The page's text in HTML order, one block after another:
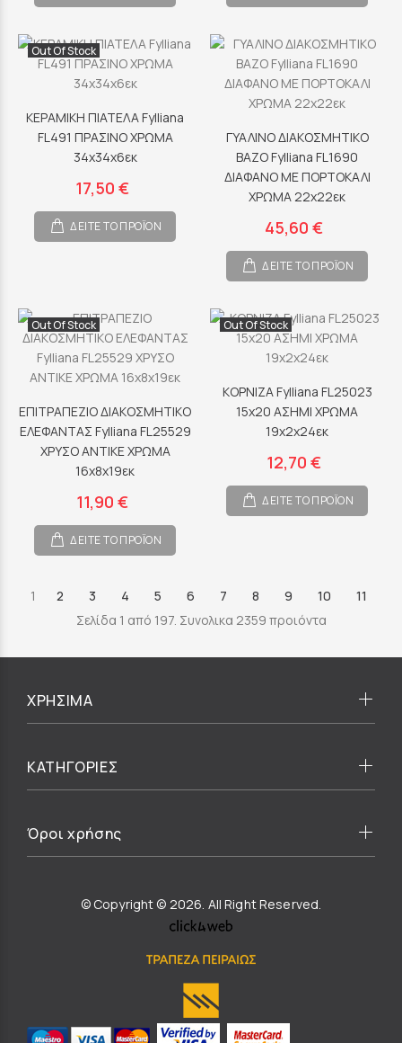
Out Of Stock
ΚΕΡΑΜΙΚΗ ΠΙΑΤΕΛΑ Fylliana
FL491 ΠΡΑΣΙΝΟ ΧΡΩΜΑ
34x34x6εκ
17,50 €
ΔΕΙΤΕ ΤΟ ΠΡΟΪΟΝ
ΓΥΑΛΙΝΟ ΔΙΑΚΟΣΜΗΤΙΚΟ
ΒΑΖΟ Fylliana FL1690
ΔΙΑΦΑΝΟ ΜΕ ΠΟΡΤΟΚΑΛΙ
ΧΡΩΜΑ 22x22εκ
45,60 €
ΔΕΙΤΕ ΤΟ ΠΡΟΪΟΝ
Out Of Stock
ΕΠΙΤΡΑΠΕΖΙΟ ΔΙΑΚΟΣΜΗΤΙΚΟ
ΕΛΕΦΑΝΤΑΣ Fylliana FL25529
ΧΡΥΣΟ ΑΝΤΙΚΕ ΧΡΩΜΑ
16x8x19εκ
11,90 €
ΔΕΙΤΕ ΤΟ ΠΡΟΪΟΝ
Out Of Stock
ΚΟΡΝΙΖΑ Fylliana FL25023
15x20 ΑΣΗΜΙ ΧΡΩΜΑ
19x2x24εκ
12,70 €
ΔΕΙΤΕ ΤΟ ΠΡΟΪΟΝ
1 2 3 4 5 6 7 8 9 10
11
Σελίδα 1 από 197. Συνολικα 2359 προιόντα
ΧΡΗΣΙΜΑ
ΚΑΤΗΓΟΡΙΕΣ
Όροι χρήσης
© Copyright © 2026. All Right Reserved.